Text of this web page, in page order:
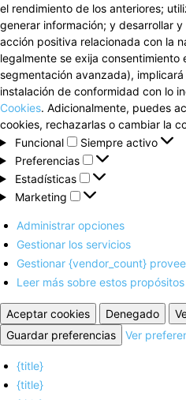
el rendimiento de los anteriores;
generar información; y desarrollar
acción positiva relacionada con la
legalmente se exija
segmentación avanzada),
instalación de conformidad con lo
Cookies. Adicionalmente, puedes
cookies, rechazarlas o cambiar la
Funcional
Funcional
Siempre activo
Preferencias
Preferencias
Estadísticas
Estadísticas
Marketing
Marketing
Administrar opciones
Gestionar los servicios
Gestionar {vendor_count}
Leer más sobre estos propósitos
Aceptar cookies Denegado
Guardar preferencias
Ver
{title}
{title}